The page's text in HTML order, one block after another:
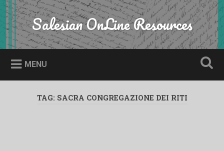
Skip
to
content
Search Salesian OnLine Resources
MENU
TAG: SACRA CONGREGAZIONE DEI RITI